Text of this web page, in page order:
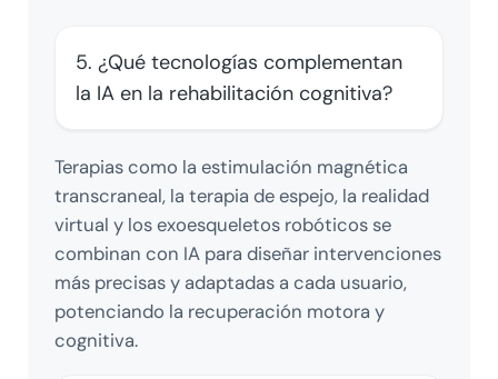
5. ¿Qué tecnologías complementan
la IA en la rehabilitación cognitiva?
Terapias como la estimulación magnética
transcraneal, la terapia de espejo, la realidad
virtual y los exoesqueletos robóticos se
combinan con IA para diseñar intervenciones
más precisas y adaptadas a cada usuario,
potenciando la recuperación motora y
cognitiva.